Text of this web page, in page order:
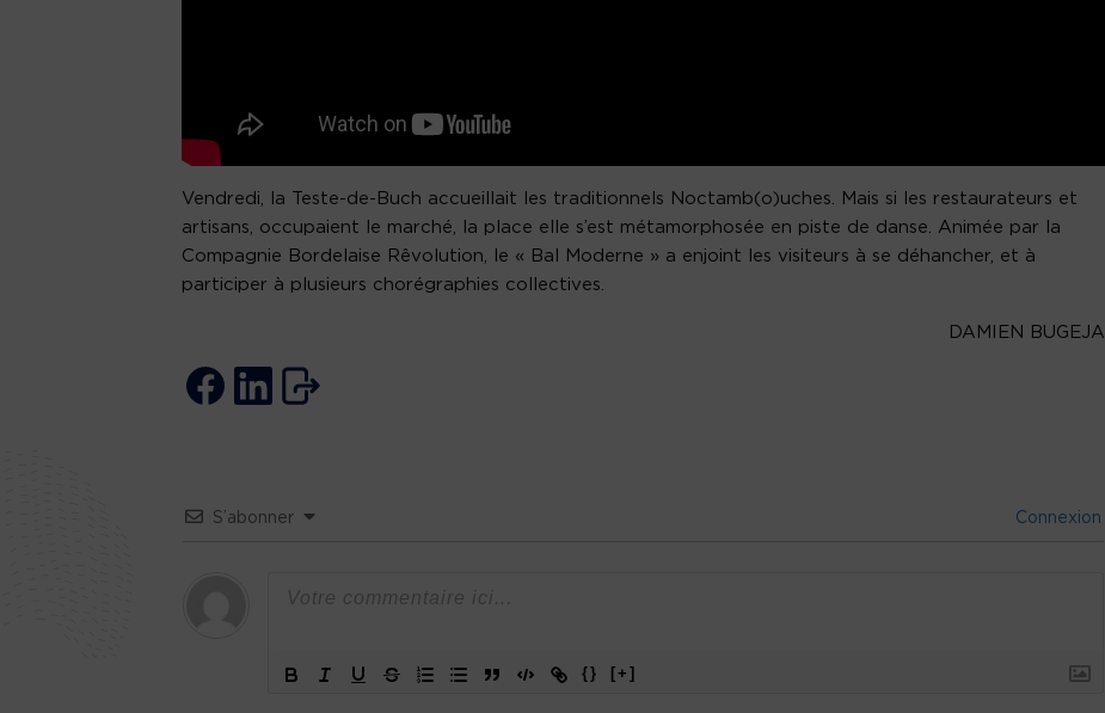
Vendredi, la Teste-de-Buch accueillait les traditionnels Noctamb(o)uches. Mais si les restaurateurs et
artisans, occupaient le marché, la place elle s’est métamorphosée en piste de danse. Animée par la
Compagnie Bordelaise Rêvolution, le « Bal Moderne » a enjoint les visiteurs à se déhancher, et à
participer à plusieurs chorégraphies collectives.
DAMIEN BUGEJA
S’abonner Connexion
{} [+]